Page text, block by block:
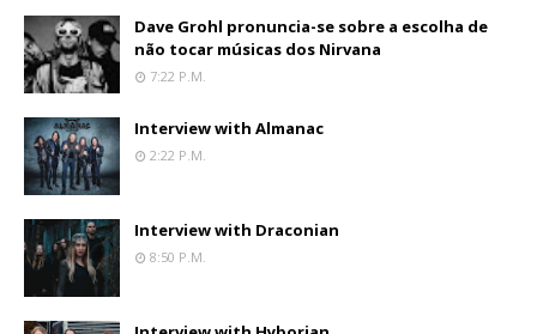
Dave Grohl pronuncia-se sobre a escolha de
não tocar músicas dos Nirvana
7:22 P.m.
Interview with Almanac
2:22 P.m.
Interview with Draconian
8:50 P.m.